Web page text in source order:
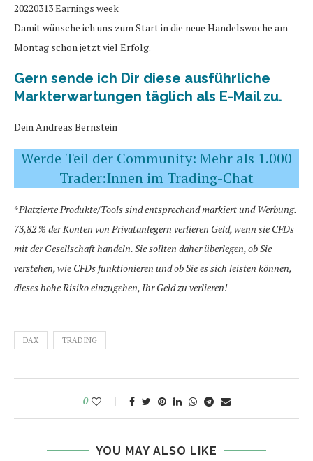
20220313 Earnings week
Damit wünsche ich uns zum Start in die neue Handelswoche am
Montag schon jetzt viel Erfolg.
Gern sende ich Dir diese ausführliche
Markterwartungen täglich als E-Mail zu.
Dein Andreas Bernstein
Werde Teil der Community: Mehr als 1.000
Trader:Innen im Trading-Chat
*Platzierte Produkte/Tools sind entsprechend markiert und Werbung.
73,82 % der Konten von Privatanlegern verlieren Geld, wenn sie CFDs
mit der Gesellschaft handeln. Sie sollten daher überlegen, ob Sie
verstehen, wie CFDs funktionieren und ob Sie es sich leisten können,
dieses hohe Risiko einzugehen, Ihr Geld zu verlieren!
DAX TRADING
0
YOU MAY ALSO LIKE